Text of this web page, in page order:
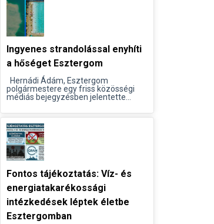
Ingyenes strandolással enyhíti
a hőséget Esztergom
Hernádi Ádám, Esztergom
polgármestere egy friss közösségi
médiás bejegyzésben jelentette...
Fontos tájékoztatás: Víz- és
energiatakarékossági
intézkedések léptek életbe
Esztergomban